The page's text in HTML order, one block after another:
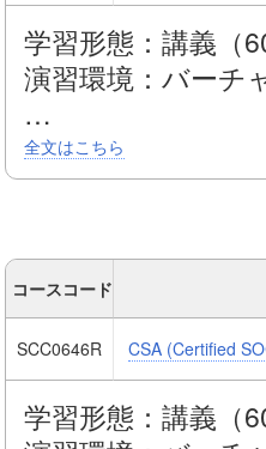
学習形態：講義（
演習環境：バーチ
SOCアナリスト
習に詰め込んだ、
SOC 運用の基礎
ト対応プロセス、
などの包括的
なSOC L1、L2、
全文はこちら
コースコード
SCC0646R CSA (Certified
学習形態：講義（